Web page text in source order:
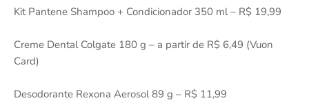
Kit Pantene Shampoo + Condicionador 350 ml – R$ 19,99
Creme Dental Colgate 180 g – a partir de R$ 6,49 (Vuon
Card)
Desodorante Rexona Aerosol 89 g – R$ 11,99